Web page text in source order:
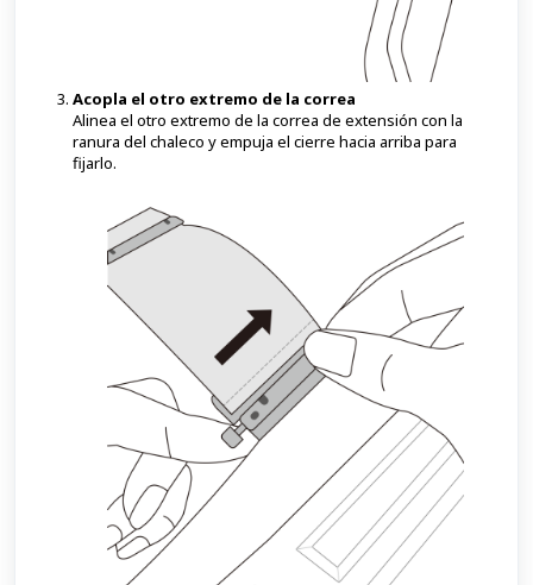
Acopla el otro extremo de la correa
Alinea el otro extremo de la correa de extensión con la
ranura del chaleco y empuja el cierre hacia arriba para
fijarlo.